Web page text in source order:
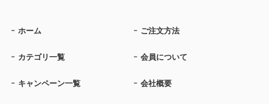
ホーム ご注文方法
カテゴリ一覧 会員について
キャンペーン一覧 会社概要